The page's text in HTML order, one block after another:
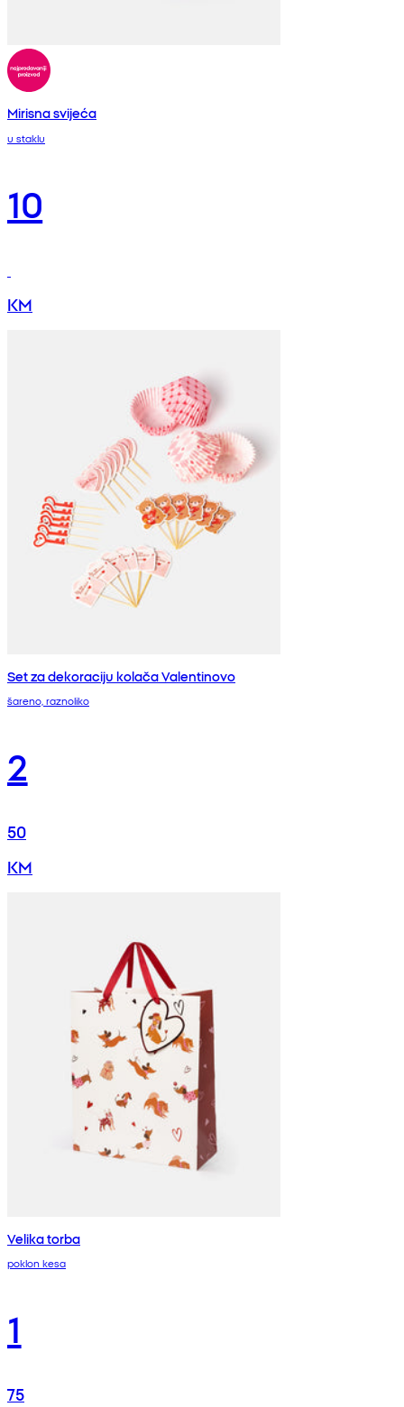
Mirisna svijeća
u staklu
10
KM
Set za dekoraciju kolača Valentinovo
šareno, raznoliko
2
50
KM
Velika torba
poklon kesa
1
75